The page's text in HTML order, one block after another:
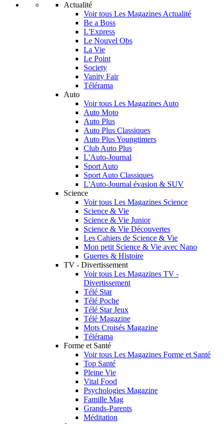
Actualité
Voir tous Les Magazines Actualité
Be a Boss
L'Express
Le Nouvel Obs
La Vie
Le Point
Society
Vanity Fair
Télérama
Auto
Voir tous Les Magazines Auto
Auto Moto
Auto Plus
Auto Plus Classiques
Auto Plus Youngtimers
Club Auto Plus
L'Auto-Journal
Sport Auto
Sport Auto Classiques
L'Auto-Journal évasion & SUV
Science
Voir tous Les Magazines Science
Science & Vie
Science & Vie Junior
Science & Vie Découvertes
Les Cahiers de Science & Vie
Mon petit Science & Vie avec Nano
Guerres & Histoire
TV - Divertissement
Voir tous Les Magazines TV -
Divertissement
Télé Star
Télé Poche
Télé Star Jeux
Télé Magazine
Mots Croisés Magazine
Télérama
Forme et Santé
Voir tous Les Magazines Forme et Santé
Top Santé
Pleine Vie
Vital Food
Psychologies Magazine
Famille Mag
Grands-Parents
Méditation